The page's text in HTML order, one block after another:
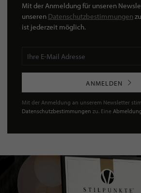
Mit der Anmeldung für unseren
unseren Datenschutzbestimmungen
ist jederzeit möglich.
ANMELDEN
Mit der Anmeldung an unserem Newsletter
Datenschutzbestimmungen zu. Eine